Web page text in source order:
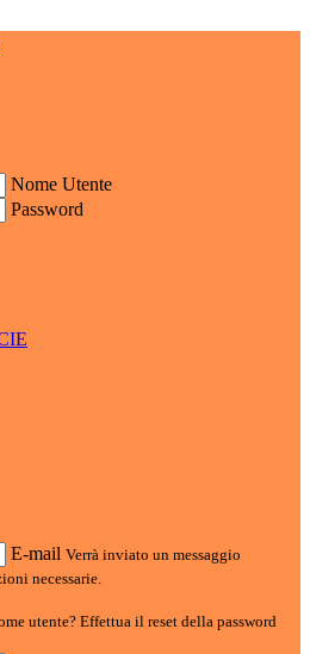
Nome Utente
Password
E-mail Verrà inviato un messaggio
necessarie.
utente? Effettua il reset della password